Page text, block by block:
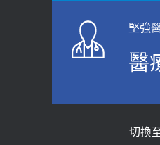
上班常待在冷氣
醫示警：1病症嚴重
骨科魏志定主任接
質密度檢查！醫：
堅強
醫
切換